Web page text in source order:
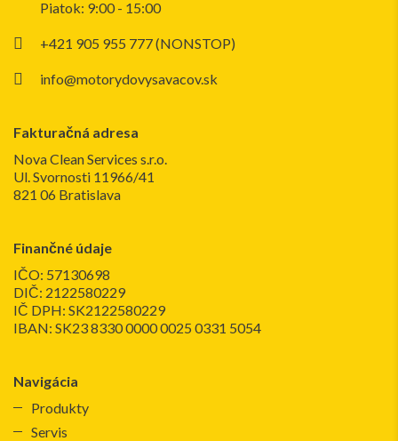
Piatok: 9:00 - 15:00
+421 905 955 777 (NONSTOP)
info@motorydovysavacov.sk
Fakturačná adresa
Nova Clean Services s.r.o.
Ul. Svornosti 11966/41
821 06 Bratislava
Finančné údaje
IČO: 57130698
DIČ: 2122580229
IČ DPH: SK2122580229
IBAN: SK23 8330 0000 0025 0331 5054
Navigácia
Produkty
Servis